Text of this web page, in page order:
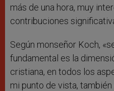
más de una hora, muy
contribuciones
Según monseñor Koch,
fundamental es la
cristiana, en todos los
mi punto de vista,